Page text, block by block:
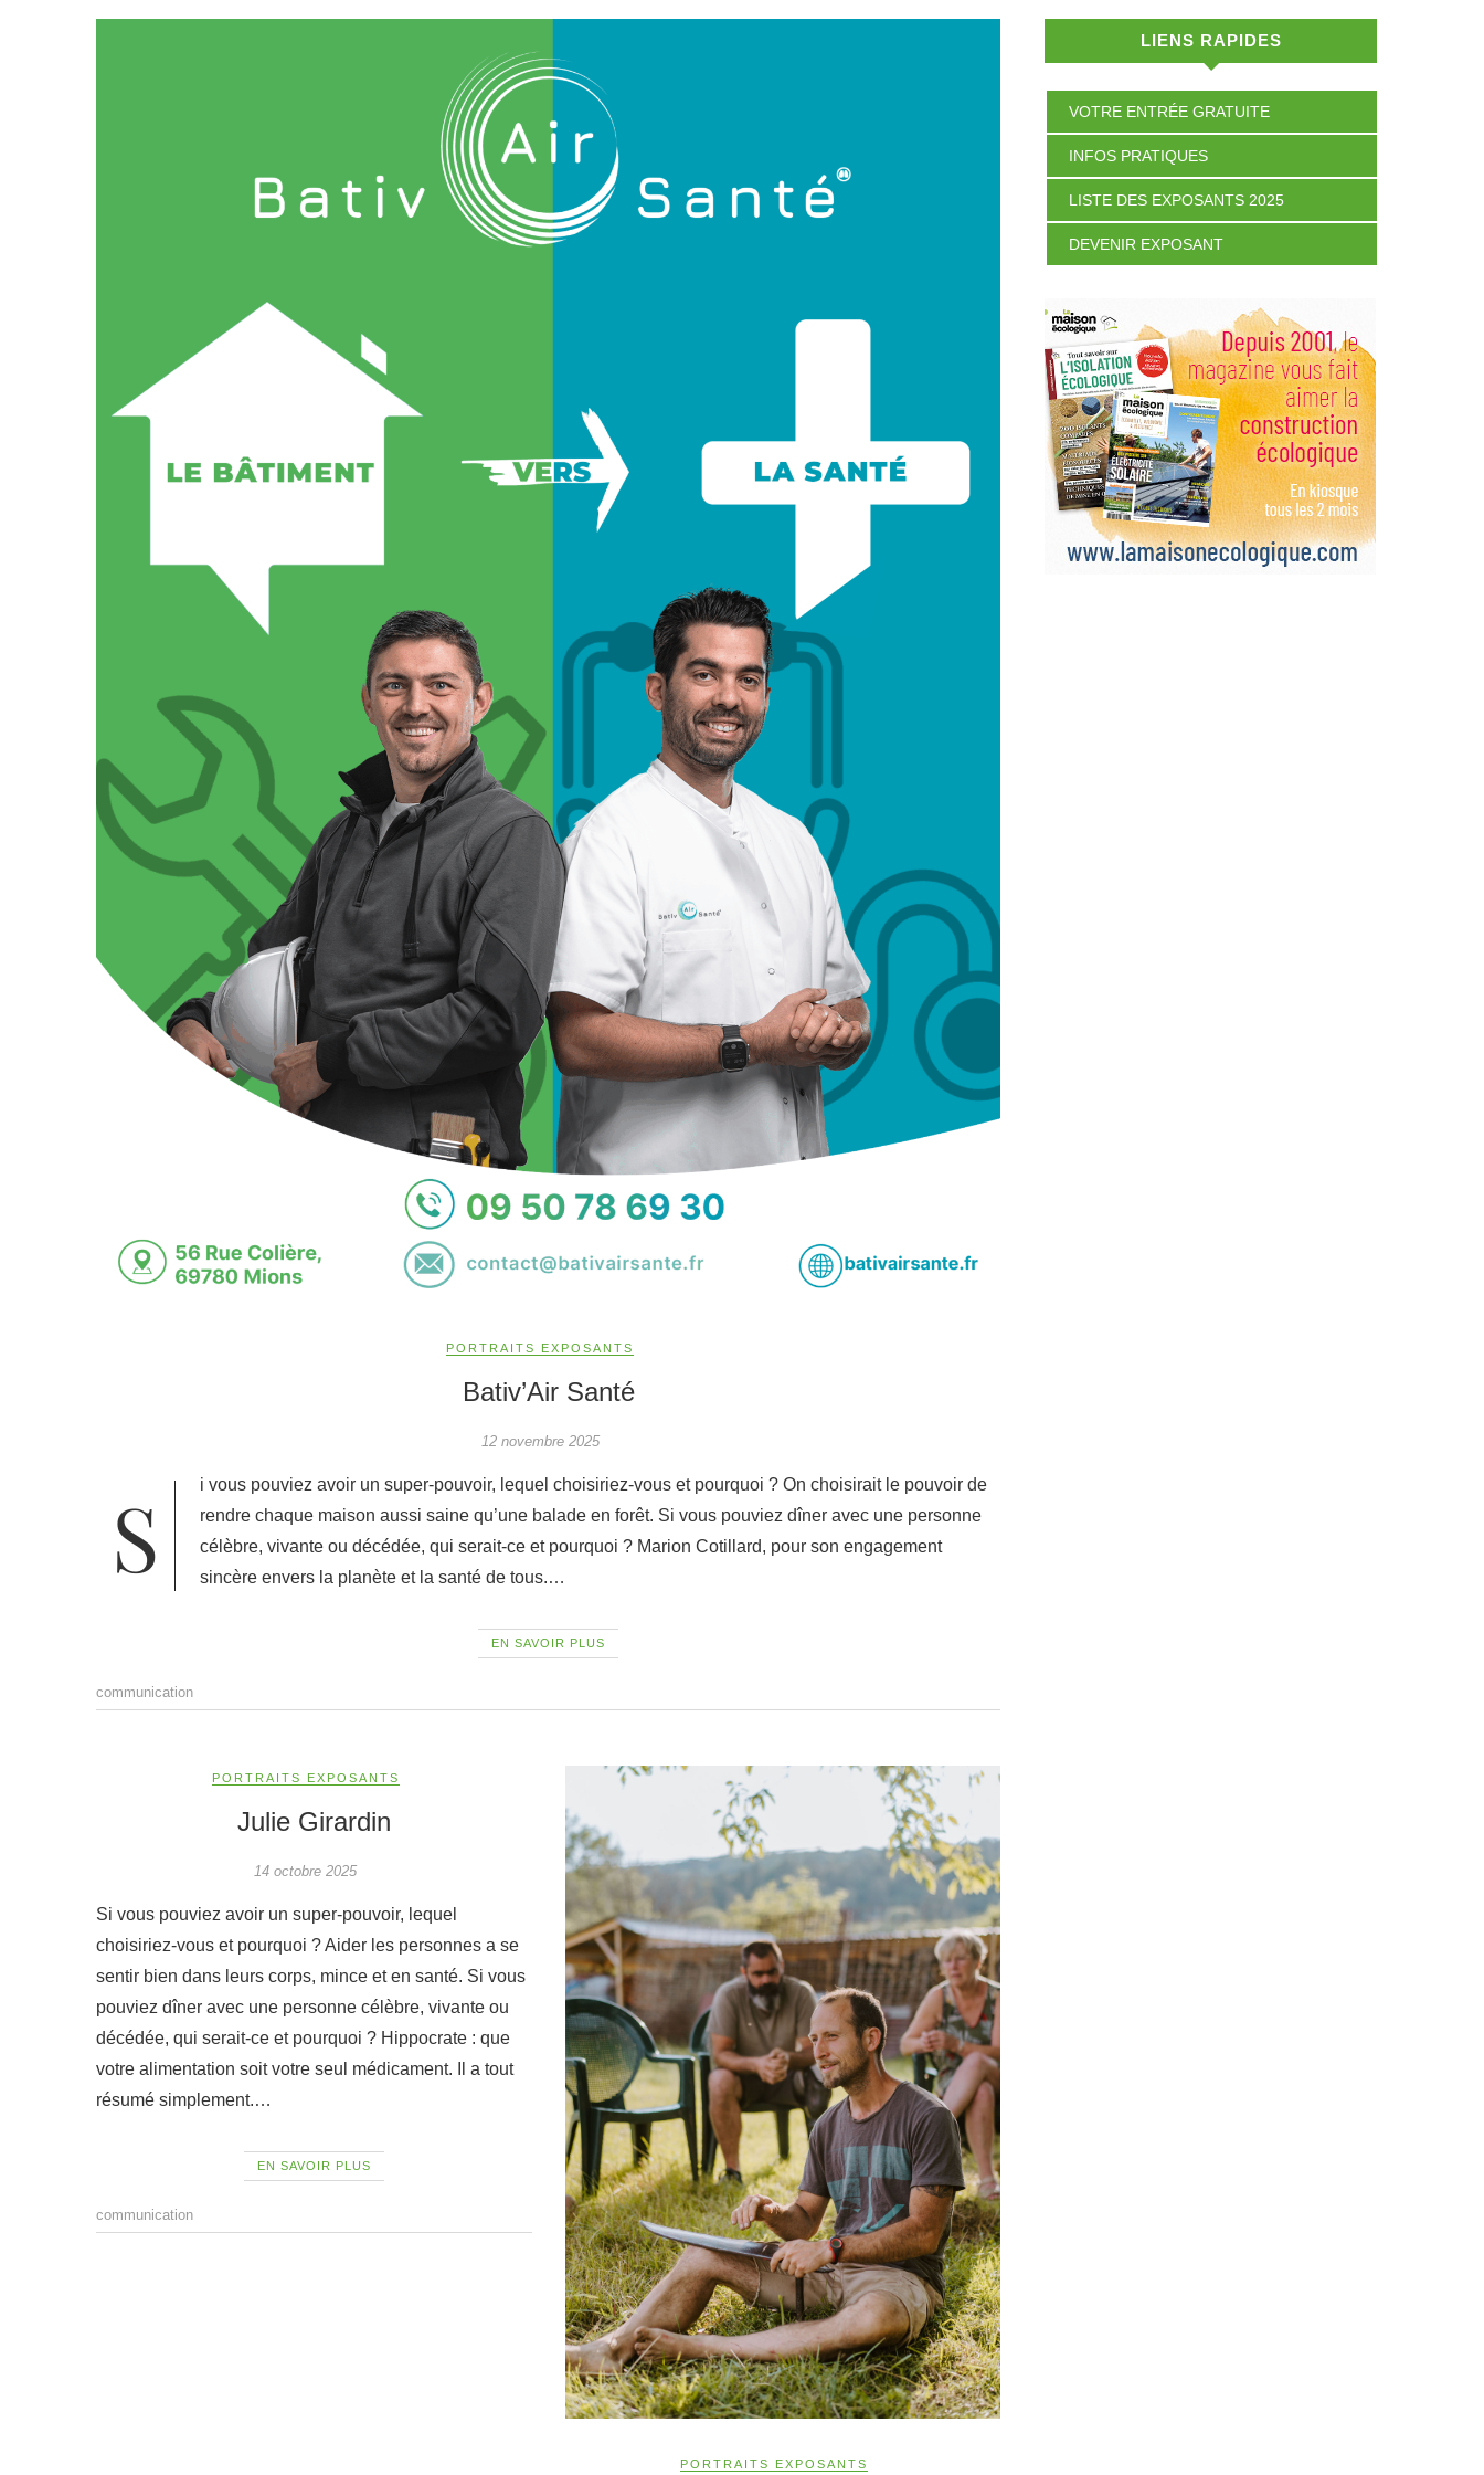
PORTRAITS EXPOSANTS
Bativ’Air Santé
12 novembre 2025
Si vous pouviez avoir un super-pouvoir, lequel choisiriez-vous et pourquoi ? On choisirait le pouvoir de
rendre chaque maison aussi saine qu’une balade en forêt. Si vous pouviez dîner avec une personne
célèbre, vivante ou décédée, qui serait-ce et pourquoi ? Marion Cotillard, pour son engagement
sincère envers la planète et la santé de tous.…
EN SAVOIR PLUS
communication
PORTRAITS EXPOSANTS
Julie Girardin
14 octobre 2025
Si vous pouviez avoir un super-pouvoir, lequel
choisiriez-vous et pourquoi ? Aider les personnes a se
sentir bien dans leurs corps, mince et en santé. Si vous
pouviez dîner avec une personne célèbre, vivante ou
décédée, qui serait-ce et pourquoi ? Hippocrate : que
votre alimentation soit votre seul médicament. Il a tout
résumé simplement.…
EN SAVOIR PLUS
communication
PORTRAITS EXPOSANTS
LIENS RAPIDES
VOTRE ENTRÉE GRATUITE
INFOS PRATIQUES
LISTE DES EXPOSANTS 2025
DEVENIR EXPOSANT